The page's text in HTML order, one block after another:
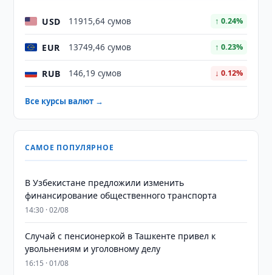
USD 11915,64 сумов ↑ 0.24%
EUR 13749,46 сумов ↑ 0.23%
RUB 146,19 сумов ↓ 0.12%
Все курсы валют →
САМОЕ ПОПУЛЯРНОЕ
В Узбекистане предложили изменить
финансирование общественного транспорта
14:30 · 02/08
Случай с пенсионеркой в Ташкенте привел к
увольнениям и уголовному делу
16:15 · 01/08